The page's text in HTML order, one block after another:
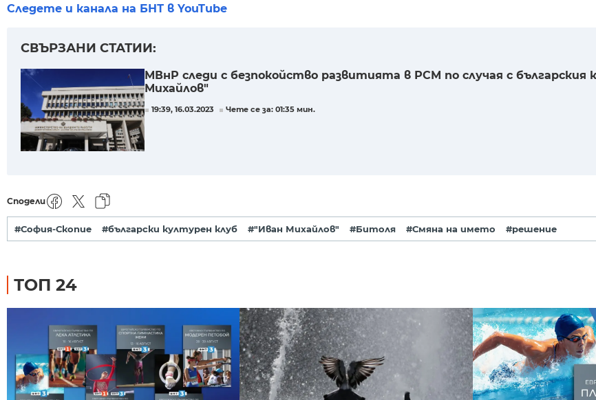
Следете и канала на БНТ в YouTube
СВЪРЗАНИ СТАТИИ:
МВнР следи с безпокойство развитията в РСМ по случая с българския
Михайлов"
19:39, 16.03.2023 Чете се за: 01:35 мин.
Сподели
#София-Скопие #български културен клуб #"Иван Михайлов" #Битоля #Смяна на името #решение
ТОП 24